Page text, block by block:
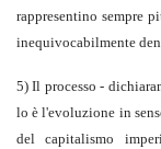
rappresentino sempre
inequivocabilmente
5) Il processo -
lo è l'evoluzione in
del capitalismo